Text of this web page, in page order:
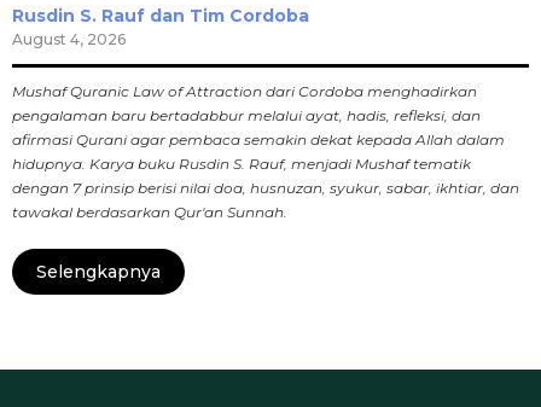
Rusdin S. Rauf dan Tim Cordoba
August 4, 2026
Mushaf Quranic Law of Attraction dari Cordoba menghadirkan
pengalaman baru bertadabbur melalui ayat, hadis, refleksi, dan
afirmasi Qurani agar pembaca semakin dekat kepada Allah dalam
hidupnya. Karya buku Rusdin S. Rauf, menjadi Mushaf tematik
dengan 7 prinsip berisi nilai doa, husnuzan, syukur, sabar, ikhtiar, dan
tawakal berdasarkan Qur'an Sunnah.
Selengkapnya